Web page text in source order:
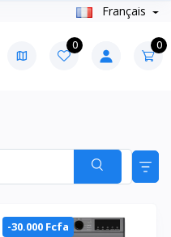
Français
0 0
-30.000 Fcfa